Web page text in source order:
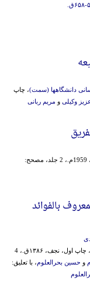
دانشگاهها (سمت‌)، چاپ
وکیلی و مریم ربانی
بالفوائد
، چاپ اول، نجف، ۱۳۸۶ق.، 4
و حسین بحرالعلوم، با تعلیق: